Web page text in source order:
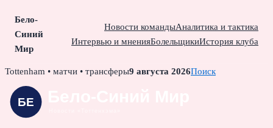
Бело-
Синий
Мир
Новости командыАналитика и тактика
Интервью и мненияБолельщикиИстория клуба
Skip
content
Tottenham • матчи • трансферы9 августа 2026Поиск